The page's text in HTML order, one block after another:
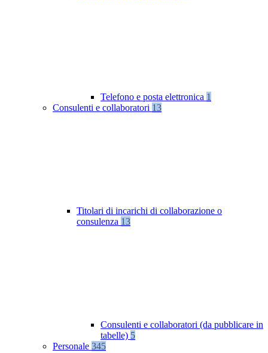
Telefono e posta elettronica 1
Consulenti e collaboratori 13
Titolari di incarichi di collaborazione o
consulenza 13
Consulenti e collaboratori (da pubblicare in
tabelle) 5
Personale 345